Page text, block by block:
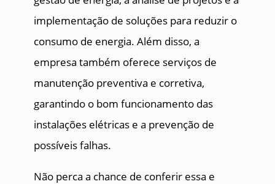
implementação de soluções para reduzir o
consumo de energia. Além disso, a
empresa também oferece serviços de
manutenção preventiva e corretiva,
garantindo o bom funcionamento das
instalações elétricas e a prevenção de
possíveis falhas.
Não perca a chance de conferir essa e